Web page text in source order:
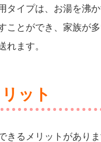
イプは、お湯を沸
とができ、家族が
れます。
ット
るメリットがあり